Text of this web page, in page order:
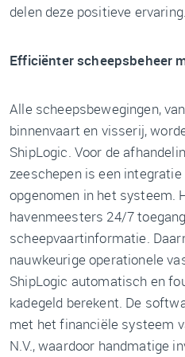
delen deze positieve ervaring.
Efficiënter scheepsbeheer
Alle scheepsbewegingen,
binnenvaart en visserij,
ShipLogic. Voor de
zeeschepen is een
opgenomen in het systeem.
havenmeesters 24/7
scheepvaartinformatie.
nauwkeurige operationele
ShipLogic automatisch en
kadegeld berekent. De
met het financiële systeem
N.V., waardoor handmatige